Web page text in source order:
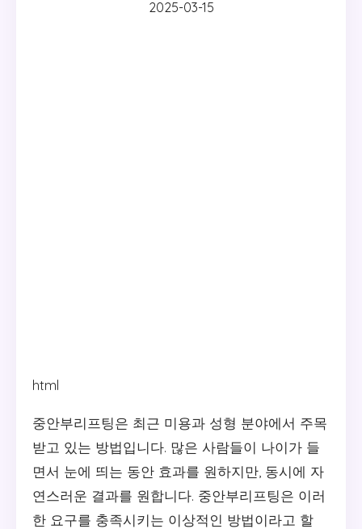
2025-03-15
html
중안부리프팅은 최근 미용과 성형 분야에서 주목
받고 있는 방법입니다. 많은 사람들이 나이가 들
면서 눈에 띄는 동안 효과를 원하지만, 동시에 자
연스러운 결과를 원합니다. 중안부리프팅은 이러
한 요구를 충족시키는 이상적인 방법이라고 할